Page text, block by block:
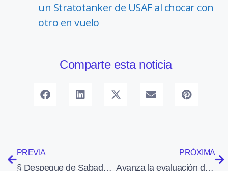
un Stratotanker de USAF al chocar con
otro en vuelo
Comparte esta noticia
PREVIA
§ Despegue de Sabadell del Dyn’Aero MCR-4S (F-PLAN)
PRÓXIMA
Avanza la evaluación de los helicópteros de carga no tripulados para el ejército estadounidense